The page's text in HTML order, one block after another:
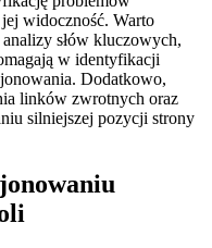
widoczność. Warto
słów kluczowych,
w identyfikacji
Dodatkowo,
linków zwrotnych oraz
silniejszej pozycji strony